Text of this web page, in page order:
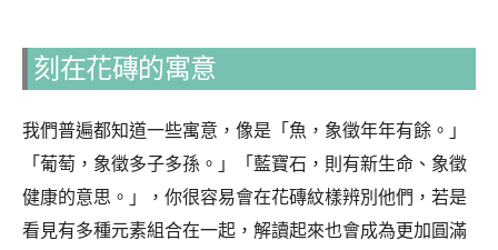
刻在花磚的寓意
我們普遍都知道一些寓意，像是「魚，象徵年年有餘。」
「葡萄，象徵多子多孫。」「藍寶石，則有新生命、象徵
健康的意思。」，你很容易會在花磚紋樣辨別他們，若是
看見有多種元素組合在一起，解讀起來也會成為更加圓滿